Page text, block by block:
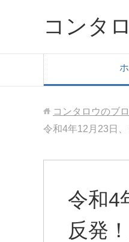
コンタ
コンタロウのブ
令和4年12月23日
令和4
反発